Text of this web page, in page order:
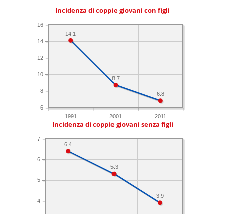
Incidenza di coppie giovani con figli
1991 2001 2011
6
8
10
12
14
16
6.8
8.7
14.1
Incidenza di coppie giovani senza figli
4
5
6
7
3.9
5.3
6.4